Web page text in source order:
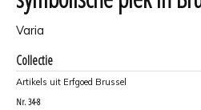
Varia
Collectie
Artikels uit Erfgoed Brussel
Nr. 34-8